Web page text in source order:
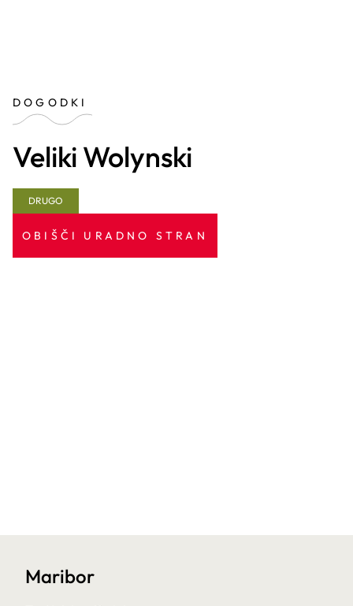
DOGODKI
Veliki Wolynski
DRUGO
OBIŠČI URADNO STRAN
Maribor